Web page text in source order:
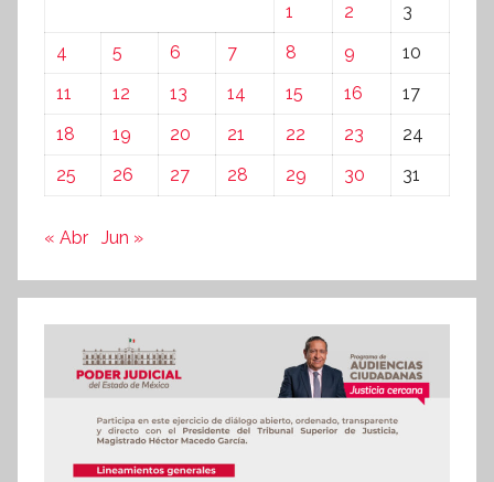
1
2
3
4
5 6 7 8 9
10
11
12 13 14 15 16
17
18
19 20 21 22 23
24
25
26 27 28 29 30 31
« Abr Jun »